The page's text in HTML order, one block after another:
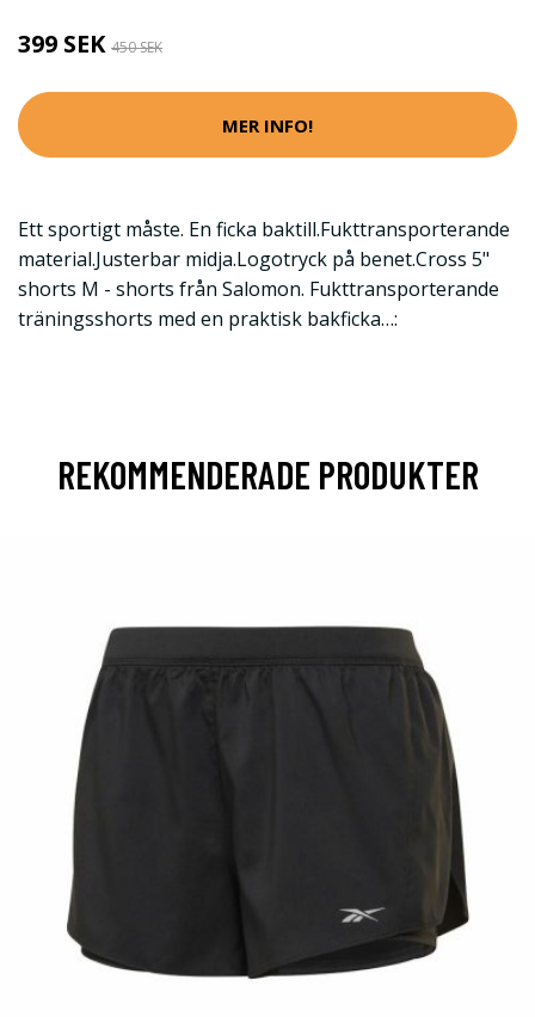
399 SEK 450 SEK
MER INFO!
Ett sportigt måste. En ficka baktill.Fukttransporterande
material.Justerbar midja.Logotryck på benet.Cross 5"
shorts M - shorts från Salomon. Fukttransporterande
träningsshorts med en praktisk bakficka…:
REKOMMENDERADE PRODUKTER